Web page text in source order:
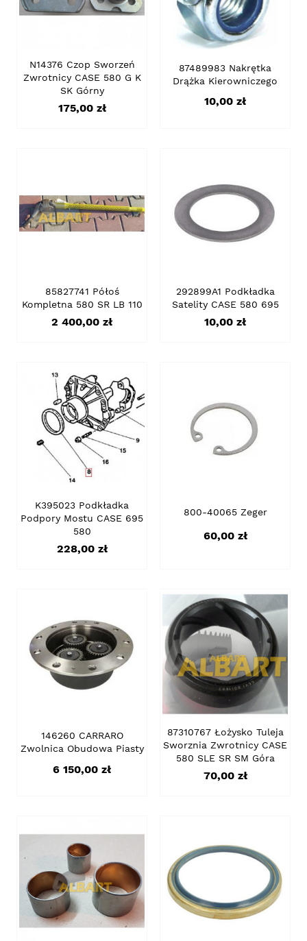
N14376 Czop Sworzeń
Zwrotnicy CASE 580 G K
SK Górny
Cena
175,00 zł
87489983 Nakrętka
Drążka Kierowniczego
Cena
10,00 zł
85827741 Półoś
Kompletna 580 SR LB 110
Cena
2 400,00 zł
292899A1 Podkładka
Satelity CASE 580 695
Cena
10,00 zł
K395023 Podkładka
Podpory Mostu CASE 695
580
Cena
228,00 zł
800-40065 Zeger
Cena
60,00 zł
146260 CARRARO
Zwolnica Obudowa Piasty
Cena
6 150,00 zł
87310767 Łożysko Tuleja
Sworznia Zwrotnicy CASE
580 SLE SR SM Góra
Cena
70,00 zł